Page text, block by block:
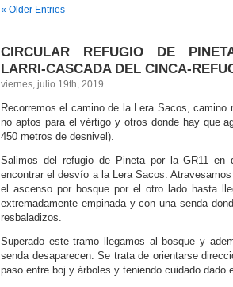
« Older Entries
CIRCULAR REFUGIO DE
LARRI-CASCADA DEL CINCA-
viernes, julio 19th, 2019
Recorremos el camino de la Lera Sacos, camino
no aptos para el vértigo y otros donde hay que
450 metros de desnivel).
Salimos del refugio de Pineta por la GR11 en
encontrar el desvío a la Lera Sacos.
el ascenso por bosque por el otro lado hasta
extremadamente empinada y con una senda
resbaladizos.
Superado este tramo llegamos al bosque y
senda desaparecen. Se trata de orientarse
paso entre boj y árboles y teniendo cuidado dado